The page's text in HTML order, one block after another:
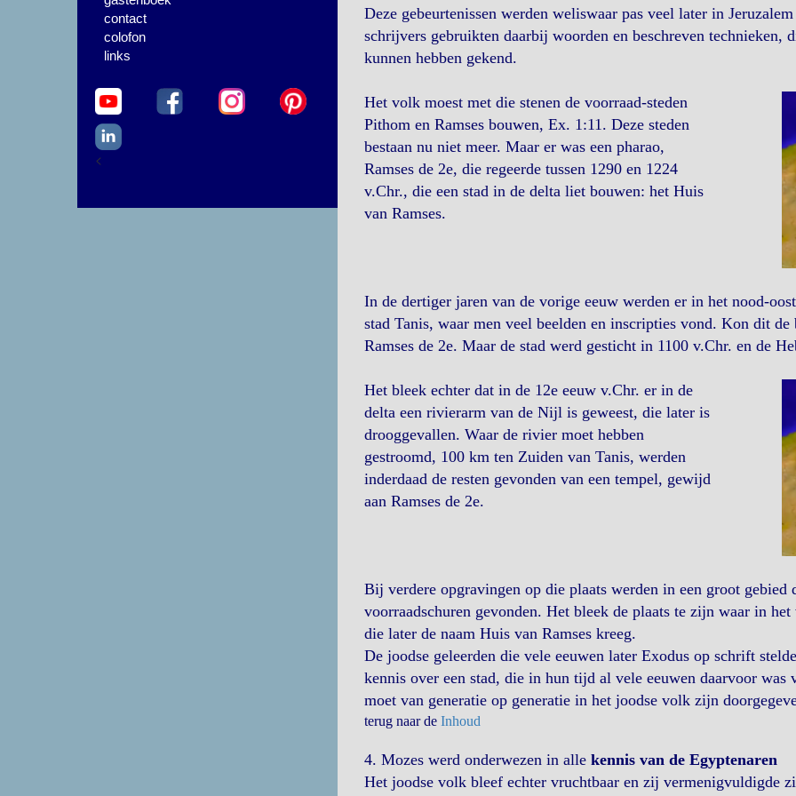
contact
colofon
links
<
Deze gebeurtenissen werden weliswaar pas veel later in
schrijvers gebruikten daarbij woorden en beschreven technieken,
kunnen hebben gekend.
Het volk moest met die stenen de voorraad-steden
Pithom en Ramses bouwen, Ex. 1:11. Deze steden
bestaan nu niet meer. Maar er was een pharao,
Ramses de 2e, die regeerde tussen 1290 en 1224
v.Chr., die een stad in de delta liet bouwen: het Huis
van Ramses.
In de dertiger jaren van de vorige eeuw werden er in het nood-
stad Tanis, waar men veel beelden en inscripties vond. Kon dit
Ramses de 2e. Maar de stad werd gesticht in 1100 v.Chr. en de
Het bleek echter dat in de 12e eeuw v.Chr. er in de
delta een rivierarm van de Nijl is geweest, die later is
drooggevallen. Waar de rivier moet hebben
gestroomd, 100 km ten Zuiden van Tanis, werden
inderdaad de resten gevonden van een tempel, gewijd
aan Ramses de 2e.
Bij verdere opgravingen op die plaats werden in een groot gebied
voorraadschuren gevonden. Het bleek de plaats te zijn waar in
die later de naam Huis van Ramses kreeg.
De joodse geleerden die vele eeuwen later Exodus op schrift
kennis over een stad, die in hun tijd al vele eeuwen daarvoor was
moet van generatie op generatie in het joodse volk zijn
terug naar de Inhoud
4. Mozes werd onderwezen in alle kennis van de Egyptenaren
Het joodse volk bleef echter vruchtbaar en zij vermenigvuldigde